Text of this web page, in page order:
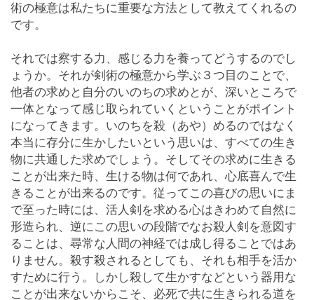
術の極意は私たちに重要な方法として教えてくれるの
です。
それでは察する力、感じる力を養ってどうするのでし
ょうか。それが剣術の極意から学ぶ３つ目のことで、
他者の求めと自分のいのちの求めとが、深いところで
一体となって感じ取られていくということがポイント
になってきます。いのちを殺（あや）めるのではなく
本当に存分に生かしたいという思いは、すべての生き
物に共通した求めでしょう。そしてその求めに生きる
ことが出来た時、生ける物は何であれ、心底喜んで生
きることが出来るのです。従ってこの喜びの思いにま
で至った時には、活人剣を求める心はきわめて自然に
形造られ、逆にこの思いの段階でなお殺人剣を意図す
ることは、尋常な人間の神経では成し得ることではあ
りません。殺す殺されるとしても、それも相手を活か
すために行う。しかし殺して生かすなどという器用な
ことが出来ないからこそ、必死で共に生きられる道を